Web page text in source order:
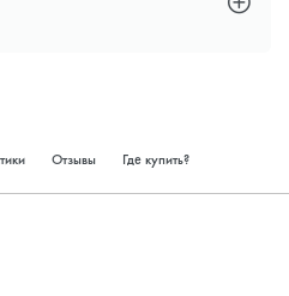
Отзывы Где купить?